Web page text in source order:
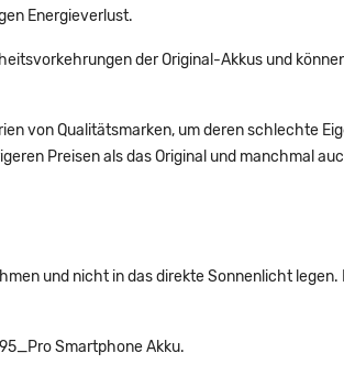
Energieverlust.
der Original-Akkus und
von Qualitätsmarken, um deren schlechte
Preisen als das Original und manchmal
und nicht in das direkte Sonnenlicht legen.
Smartphone Akku.